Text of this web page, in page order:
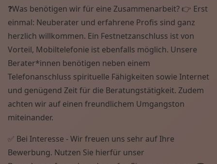
❓Was benötigen wir für eine Zusammenarbeit? 👉 Erst
einmal: Neuberater und erfahrene Profis sind ganz
herzlich willkommen. Ein Festnetzanschluss ist von
Vorteil, Mobiltelefonie ist ebenfalls möglich. Unsere
Berater*innen benötigen neben einem
Telefonanschluss spirituelle Fähigkeiten sowie Internet
und genügend Zeit für die Beratungstätigkeit. Zudem
achten wir auf einen freundlichem Umgangston
miteinander.
✅ Bei Interesse - Wir freuen uns sehr auf Ihre
Bewerbung. Nutzen Sie hierfür unser